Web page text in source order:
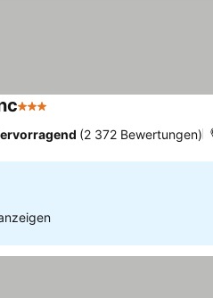
3 Sterne
(2 372 Bewertungen)